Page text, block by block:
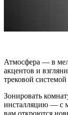
Атмосфера — в
акцентов и
трековой
Зонировать
инсталляцию — с
вам откроются